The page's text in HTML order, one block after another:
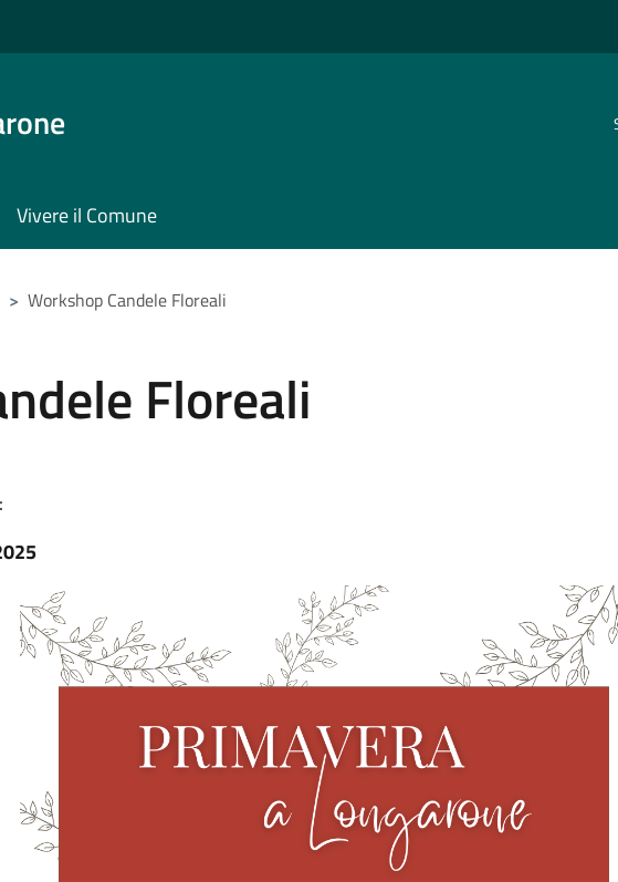
Vivere il Comune
> Workshop Candele Floreali
Floreali